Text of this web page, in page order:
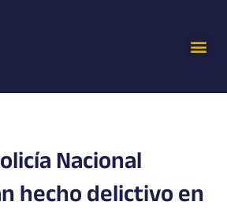
Nacional
hecho delictivo en